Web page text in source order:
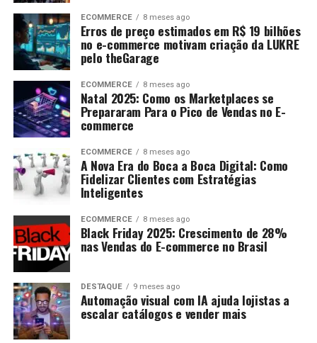
ECOMMERCE 8 meses ago
Erros de preço estimados em R$ 19 bilhões
no e-commerce motivam criação da LUKRE
pelo theGarage
ECOMMERCE 8 meses ago
Natal 2025: Como os Marketplaces se
Prepararam Para o Pico de Vendas no E-
commerce
ECOMMERCE 8 meses ago
A Nova Era do Boca a Boca Digital: Como
Fidelizar Clientes com Estratégias
Inteligentes
ECOMMERCE 8 meses ago
Black Friday 2025: Crescimento de 28%
nas Vendas do E-commerce no Brasil
DESTAQUE 9 meses ago
Automação visual com IA ajuda lojistas a
escalar catálogos e vender mais